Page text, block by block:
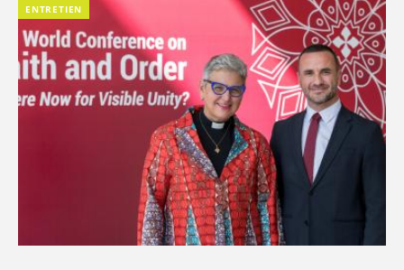
ENTRETIEN